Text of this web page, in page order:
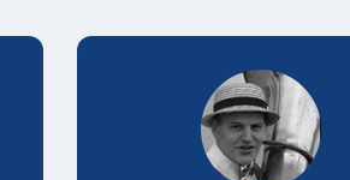
Testimonials